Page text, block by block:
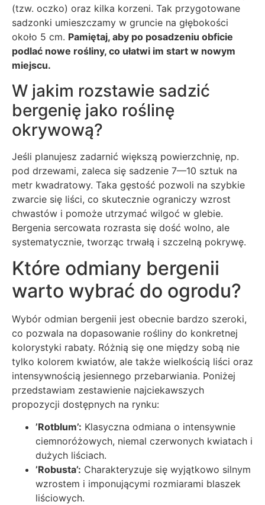
(tzw. oczko) oraz kilka korzeni. Tak przygotowane
sadzonki umieszczamy w gruncie na głębokości
około 5 cm. Pamiętaj, aby po posadzeniu obficie
podlać nowe rośliny, co ułatwi im start w nowym
miejscu.
W jakim rozstawie sadzić
bergenię jako roślinę
okrywową?
Jeśli planujesz zadarnić większą powierzchnię, np.
pod drzewami, zaleca się sadzenie 7—10 sztuk na
metr kwadratowy. Taka gęstość pozwoli na szybkie
zwarcie się liści, co skutecznie ograniczy wzrost
chwastów i pomoże utrzymać wilgoć w glebie.
Bergenia sercowata rozrasta się dość wolno, ale
systematycznie, tworząc trwałą i szczelną pokrywę.
Które odmiany bergenii
warto wybrać do ogrodu?
Wybór odmian bergenii jest obecnie bardzo szeroki,
co pozwala na dopasowanie rośliny do konkretnej
kolorystyki rabaty. Różnią się one między sobą nie
tylko kolorem kwiatów, ale także wielkością liści oraz
intensywnością jesiennego przebarwiania. Poniżej
przedstawiam zestawienie najciekawszych
propozycji dostępnych na rynku:
’Rotblum’: Klasyczna odmiana o intensywnie
ciemnoróżowych, niemal czerwonych kwiatach i
dużych liściach.
’Robusta’: Charakteryzuje się wyjątkowo silnym
wzrostem i imponującymi rozmiarami blaszek
liściowych.